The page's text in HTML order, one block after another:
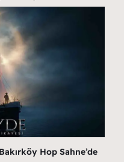
Hop Sahne’de